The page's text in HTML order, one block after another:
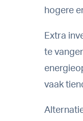
hogere
Extra
te
vaak